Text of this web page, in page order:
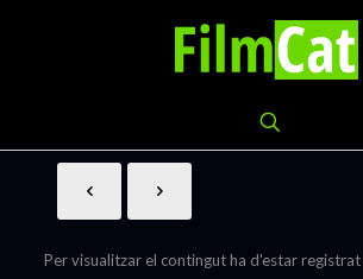
Per visualitzar el contingut ha d'estar registrat